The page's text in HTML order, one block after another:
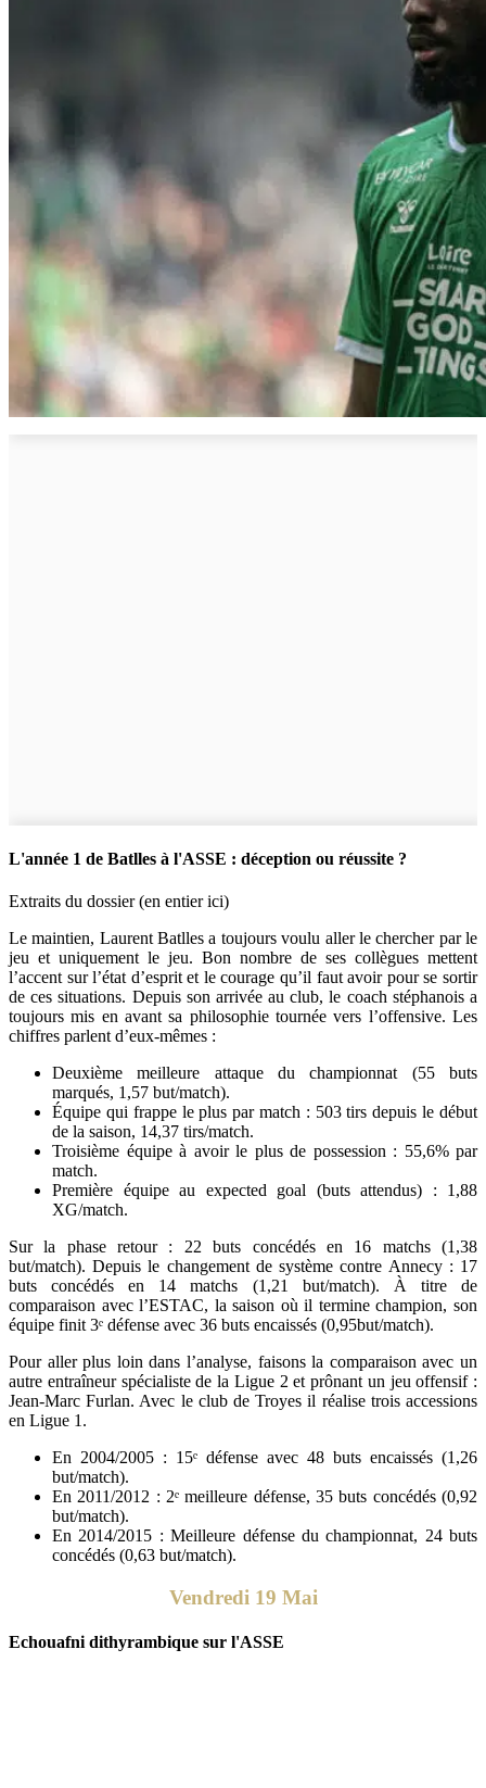
L'année 1 de Batlles à l'ASSE : déception ou réussite ?
Extraits du dossier (en entier ici)
Le maintien, Laurent Batlles a toujours voulu aller le chercher par le
jeu et uniquement le jeu. Bon nombre de ses collègues mettent
l’accent sur l’état d’esprit et le courage qu’il faut avoir pour se sortir
de ces situations. Depuis son arrivée au club, le coach stéphanois a
toujours mis en avant sa philosophie tournée vers l’offensive. Les
chiffres parlent d’eux-mêmes :
Deuxième meilleure attaque du championnat (55 buts
marqués, 1,57 but/match).
Équipe qui frappe le plus par match : 503 tirs depuis le début
de la saison, 14,37 tirs/match.
Troisième équipe à avoir le plus de possession : 55,6% par
match.
Première équipe au expected goal (buts attendus) : 1,88
XG/match.
Sur la phase retour : 22 buts concédés en 16 matchs (1,38
but/match). Depuis le changement de système contre Annecy : 17
buts concédés en 14 matchs (1,21 but/match). À titre de
comparaison avec l’ESTAC, la saison où il termine champion, son
équipe finit 3ᵉ défense avec 36 buts encaissés (0,95but/match).
Pour aller plus loin dans l’analyse, faisons la comparaison avec un
autre entraîneur spécialiste de la Ligue 2 et prônant un jeu offensif :
Jean-Marc Furlan. Avec le club de Troyes il réalise trois accessions
en Ligue 1.
En 2004/2005 : 15ᵉ défense avec 48 buts encaissés (1,26
but/match).
En 2011/2012 : 2ᵉ meilleure défense, 35 buts concédés (0,92
but/match).
En 2014/2015 : Meilleure défense du championnat, 24 buts
concédés (0,63 but/match).
Vendredi 19 Mai
Echouafni dithyrambique sur l'ASSE